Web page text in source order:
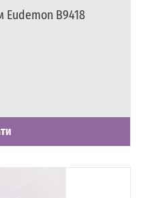
Eudemon B9418